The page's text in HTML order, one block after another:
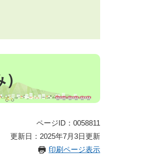
）
ページID：0058811
更新日：2025年7月3日更新
印刷ページ表示